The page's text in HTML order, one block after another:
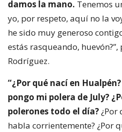
damos la mano. Tenemos
yo, por respeto, aquí no la
he sido muy generoso
estás rasqueando,
Rodríguez.
“¿Por qué nací en
pongo mi polera de July?
polerones todo el día?¿Por
habla corrientemente? ¿Por